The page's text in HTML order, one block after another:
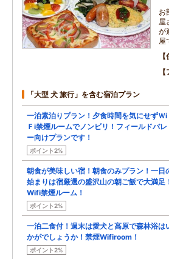
お
屋
が
屋
「大型 犬 旅行」を含む宿泊プラン
一泊素泊りプラン！夕食時間を気にせずＷi
Ｆi禁煙ルームでノンビリ！フィールドバレ
ー向けプランです！
ポイント2%
朝食が美味しい宿！朝食のみプラン！一日
始まりは宿厳選の盛沢山の朝ご飯で大満足！
Wifi禁煙ルーム！
ポイント2%
一泊二食付！週末は愛犬と高原で森林浴は
かがでしょうか！禁煙Wifiroom！
ポイント2%